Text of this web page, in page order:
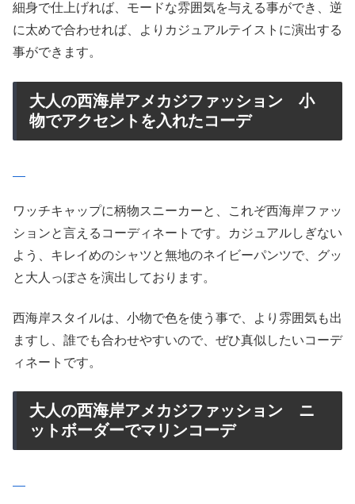
細身で仕上げれば、モードな雰囲気を与える事ができ、逆
に太めで合わせれば、よりカジュアルテイストに演出する
事ができます。
大人の西海岸アメカジファッション 小
物でアクセントを入れたコーデ
ワッチキャップに柄物スニーカーと、これぞ西海岸ファッ
ションと言えるコーディネートです。カジュアルしぎない
よう、キレイめのシャツと無地のネイビーパンツで、グッ
と大人っぽさを演出しております。
西海岸スタイルは、小物で色を使う事で、より雰囲気も出
ますし、誰でも合わせやすいので、ぜひ真似したいコーデ
ィネートです。
大人の西海岸アメカジファッション ニ
ットボーダーでマリンコーデ